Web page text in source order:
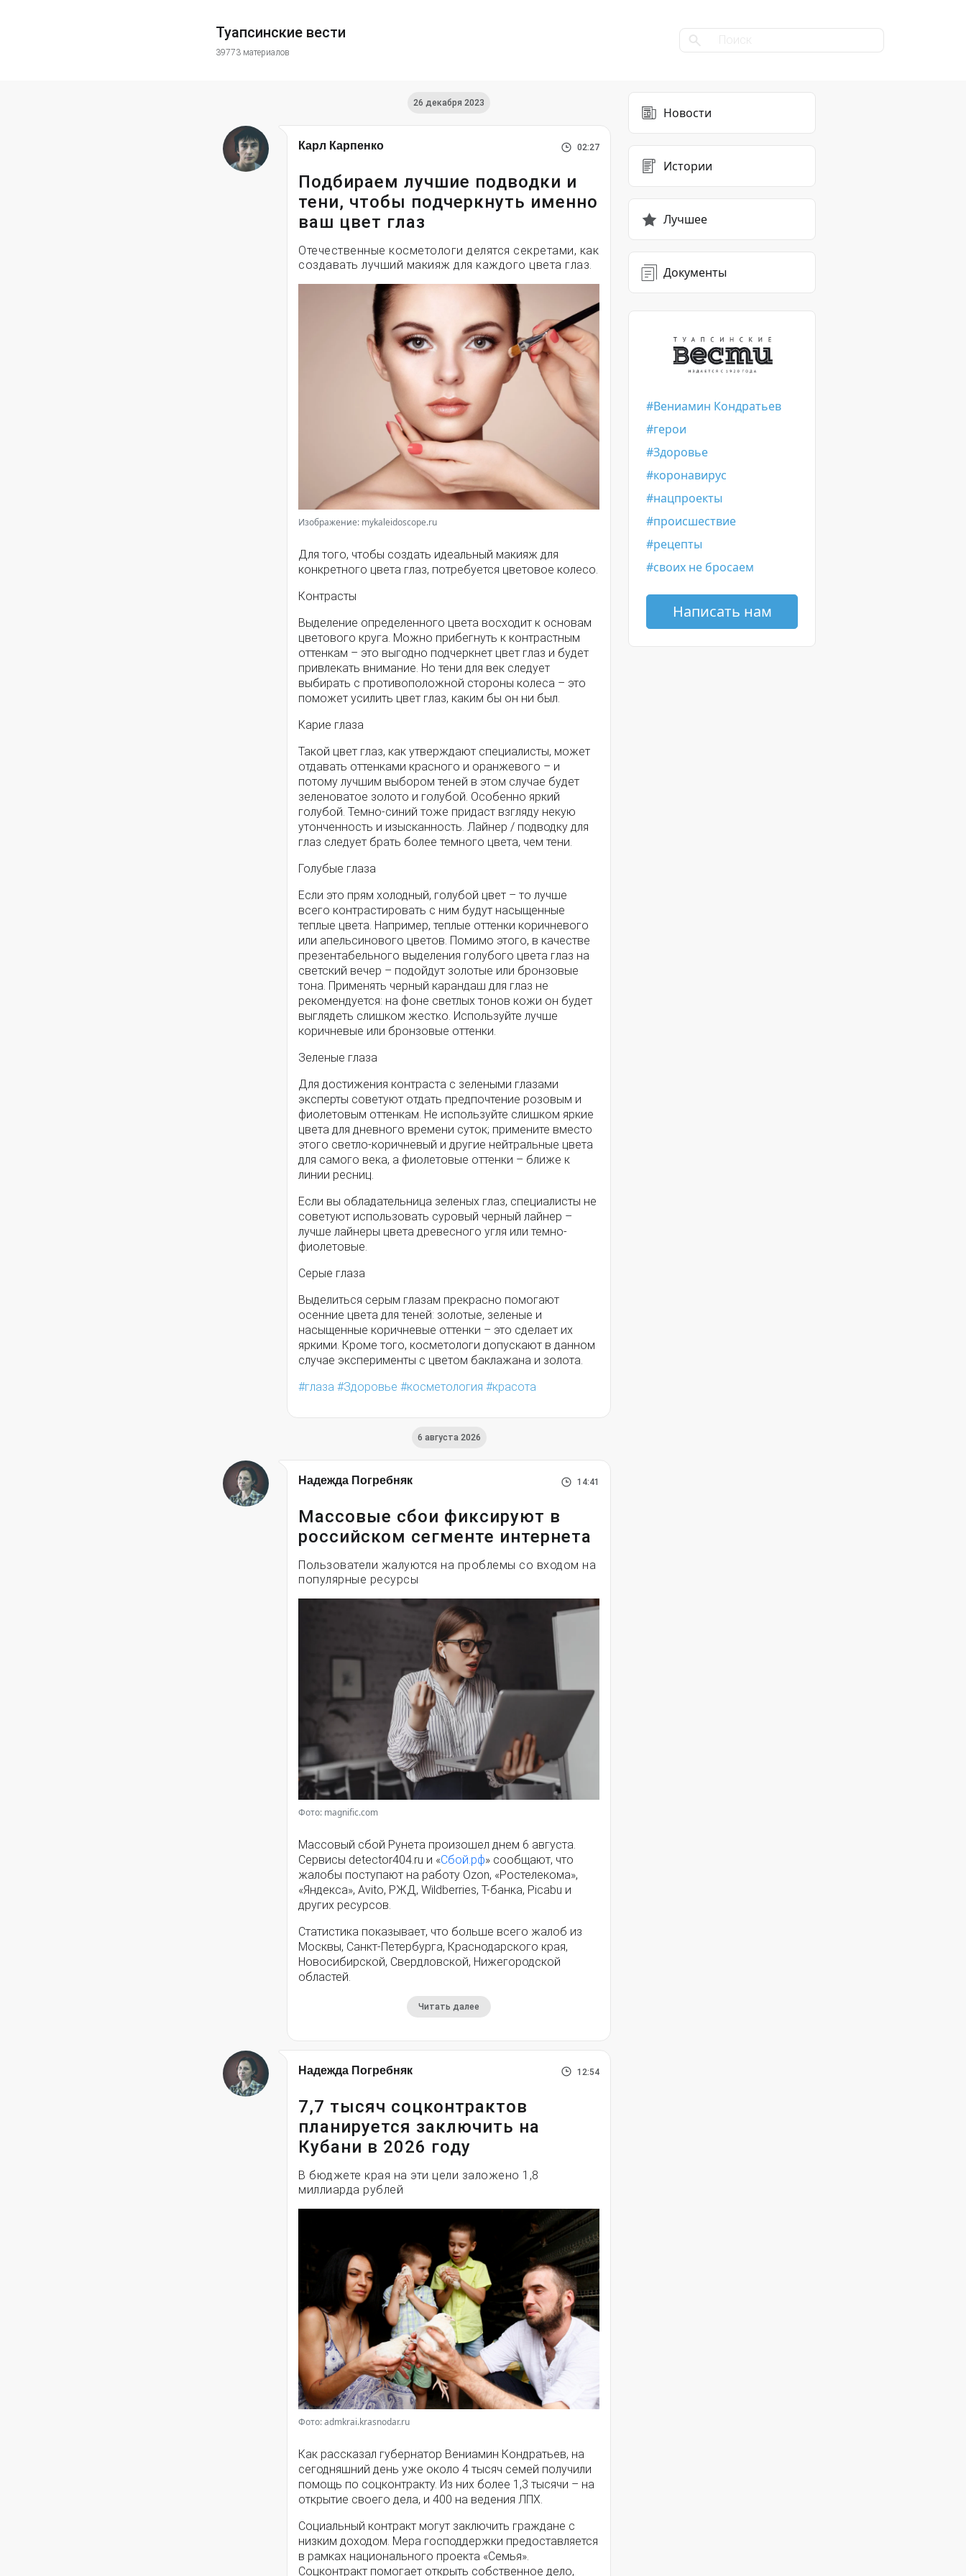
Туапсинские вести
39773 материалов
26 декабря 2023
Карл Карпенко 02:27
Подбираем лучшие подводки и
тени, чтобы подчеркнуть именно
ваш цвет глаз
Отечественные косметологи делятся секретами, как
создавать лучший макияж для каждого цвета глаз.
Изображение: mykaleidoscope.ru
Для того, чтобы создать идеальный макияж для
конкретного цвета глаз, потребуется цветовое колесо.
Контрасты
Выделение определенного цвета восходит к основам
цветового круга. Можно прибегнуть к контрастным
оттенкам – это выгодно подчеркнет цвет глаз и будет
привлекать внимание. Но тени для век следует
выбирать с противоположной стороны колеса – это
поможет усилить цвет глаз, каким бы он ни был.
Карие глаза
Такой цвет глаз, как утверждают специалисты, может
отдавать оттенками красного и оранжевого – и
потому лучшим выбором теней в этом случае будет
зеленоватое золото и голубой. Особенно яркий
голубой. Темно-синий тоже придаст взгляду некую
утонченность и изысканность. Лайнер / подводку для
глаз следует брать более темного цвета, чем тени.
Голубые глаза
Если это прям холодный, голубой цвет – то лучше
всего контрастировать с ним будут насыщенные
теплые цвета. Например, теплые оттенки коричневого
или апельсинового цветов. Помимо этого, в качестве
презентабельного выделения голубого цвета глаз на
светский вечер – подойдут золотые или бронзовые
тона. Применять черный карандаш для глаз не
рекомендуется: на фоне светлых тонов кожи он будет
выглядеть слишком жестко. Используйте лучше
коричневые или бронзовые оттенки.
Зеленые глаза
Для достижения контраста с зелеными глазами
эксперты советуют отдать предпочтение розовым и
фиолетовым оттенкам. Не используйте слишком яркие
цвета для дневного времени суток; примените вместо
этого светло-коричневый и другие нейтральные цвета
для самого века, а фиолетовые оттенки – ближе к
линии ресниц.
Если вы обладательница зеленых глаз, специалисты не
советуют использовать суровый черный лайнер –
лучше лайнеры цвета древесного угля или темно-
фиолетовые.
Серые глаза
Выделиться серым глазам прекрасно помогают
осенние цвета для теней: золотые, зеленые и
насыщенные коричневые оттенки – это сделает их
яркими. Кроме того, косметологи допускают в данном
случае эксперименты с цветом баклажана и золота.
глаза
Здоровье косметология красота
6 августа 2026
Надежда Погребняк 14:41
Массовые сбои фиксируют в
российском сегменте интернета
Пользователи жалуются на проблемы со входом на
популярные ресурсы
Фото: magnific.com
Массовый сбой Рунета произошел днем 6 августа.
Сервисы detector404.ru и «Сбой.рф» сообщают, что
жалобы поступают на работу Ozon, «Ростелекома»,
«Яндекса», Avito, РЖД, Wildberries, Т-банка, Picabu и
других ресурсов.
Статистика показывает, что больше всего жалоб из
Москвы, Санкт-Петербурга, Краснодарского края,
Новосибирской, Свердловской, Нижегородской
областей.
Читать далее
Надежда Погребняк 12:54
7,7 тысяч соцконтрактов
планируется заключить на
Кубани в 2026 году
В бюджете края на эти цели заложено 1,8
миллиарда рублей
Фото: admkrai.krasnodar.ru
Как рассказал губернатор Вениамин Кондратьев, на
сегодняшний день уже около 4 тысяч семей получили
помощь по соцконтракту. Из них более 1,3 тысячи – на
открытие своего дела, и 400 на ведения ЛПХ.
Социальный контракт могут заключить граждане с
низким доходом. Мера господдержки предоставляется
в рамках национального проекта «Семья».
Соцконтракт помогает открыть собственное дело,
Новости
Истории
Лучшее
Документы
Вениамин Кондратьев
герои
Здоровье
коронавирус
нацпроекты
происшествие
рецепты
своих не бросаем
Написать нам